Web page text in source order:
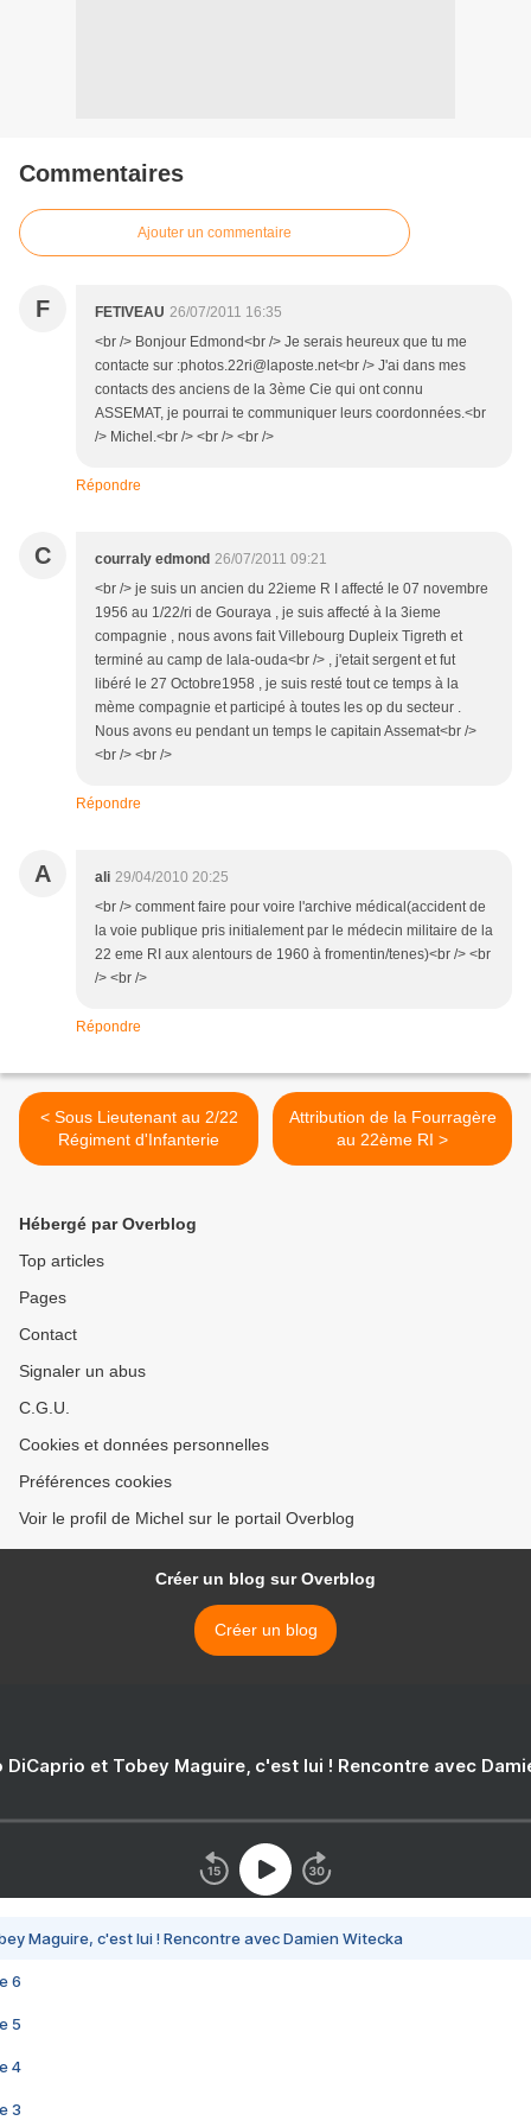
Commentaires
Ajouter un commentaire
F FETIVEAU 26/07/2011 16:35
<br /> Bonjour Edmond<br /> Je serais heureux que tu me
contacte sur :photos.22ri@laposte.net<br /> J'ai dans mes
contacts des anciens de la 3ème Cie qui ont connu
ASSEMAT, je pourrai te communiquer leurs coordonnées.<br
/> Michel.<br /> <br /> <br />
Répondre
C courraly edmond 26/07/2011 09:21
<br /> je suis un ancien du 22ieme R I affecté le 07 novembre
1956 au 1/22/ri de Gouraya , je suis affecté à la 3ieme
compagnie , nous avons fait Villebourg Dupleix Tigreth et
terminé au camp de lala-ouda<br /> , j'etait sergent et fut
libéré le 27 Octobre1958 , je suis resté tout ce temps à la
mème compagnie et participé à toutes les op du secteur .
Nous avons eu pendant un temps le capitain Assemat<br />
<br /> <br />
Répondre
A ali 29/04/2010 20:25
<br /> comment faire pour voire l'archive médical(accident de
la voie publique pris initialement par le médecin militaire de la
22 eme RI aux alentours de 1960 à fromentin/tenes)<br /> <br
/> <br />
Répondre
< Sous Lieutenant au 2/22
Régiment d'Infanterie
Attribution de la Fourragère
au 22ème RI >
Hébergé par Overblog
Top articles
Pages
Contact
Signaler un abus
C.G.U.
Cookies et données personnelles
Préférences cookies
Voir le profil de Michel sur le portail Overblog
Créer un blog sur Overblog
Créer un blog
DiCaprio et Tobey Maguire, c'est lui ! Rencontre avec
Maguire, c'est lui ! Rencontre avec Damien Witecka
6
5
4
3